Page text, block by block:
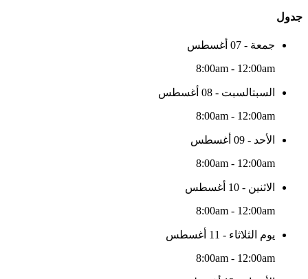
جدول
جمعة - 07 أغسطس
8:00am - 12:00am
السبتالسبت - 08 أغسطس
8:00am - 12:00am
الأحد - 09 أغسطس
8:00am - 12:00am
الاثنين - 10 أغسطس
8:00am - 12:00am
يوم الثلاثاء - 11 أغسطس
8:00am - 12:00am